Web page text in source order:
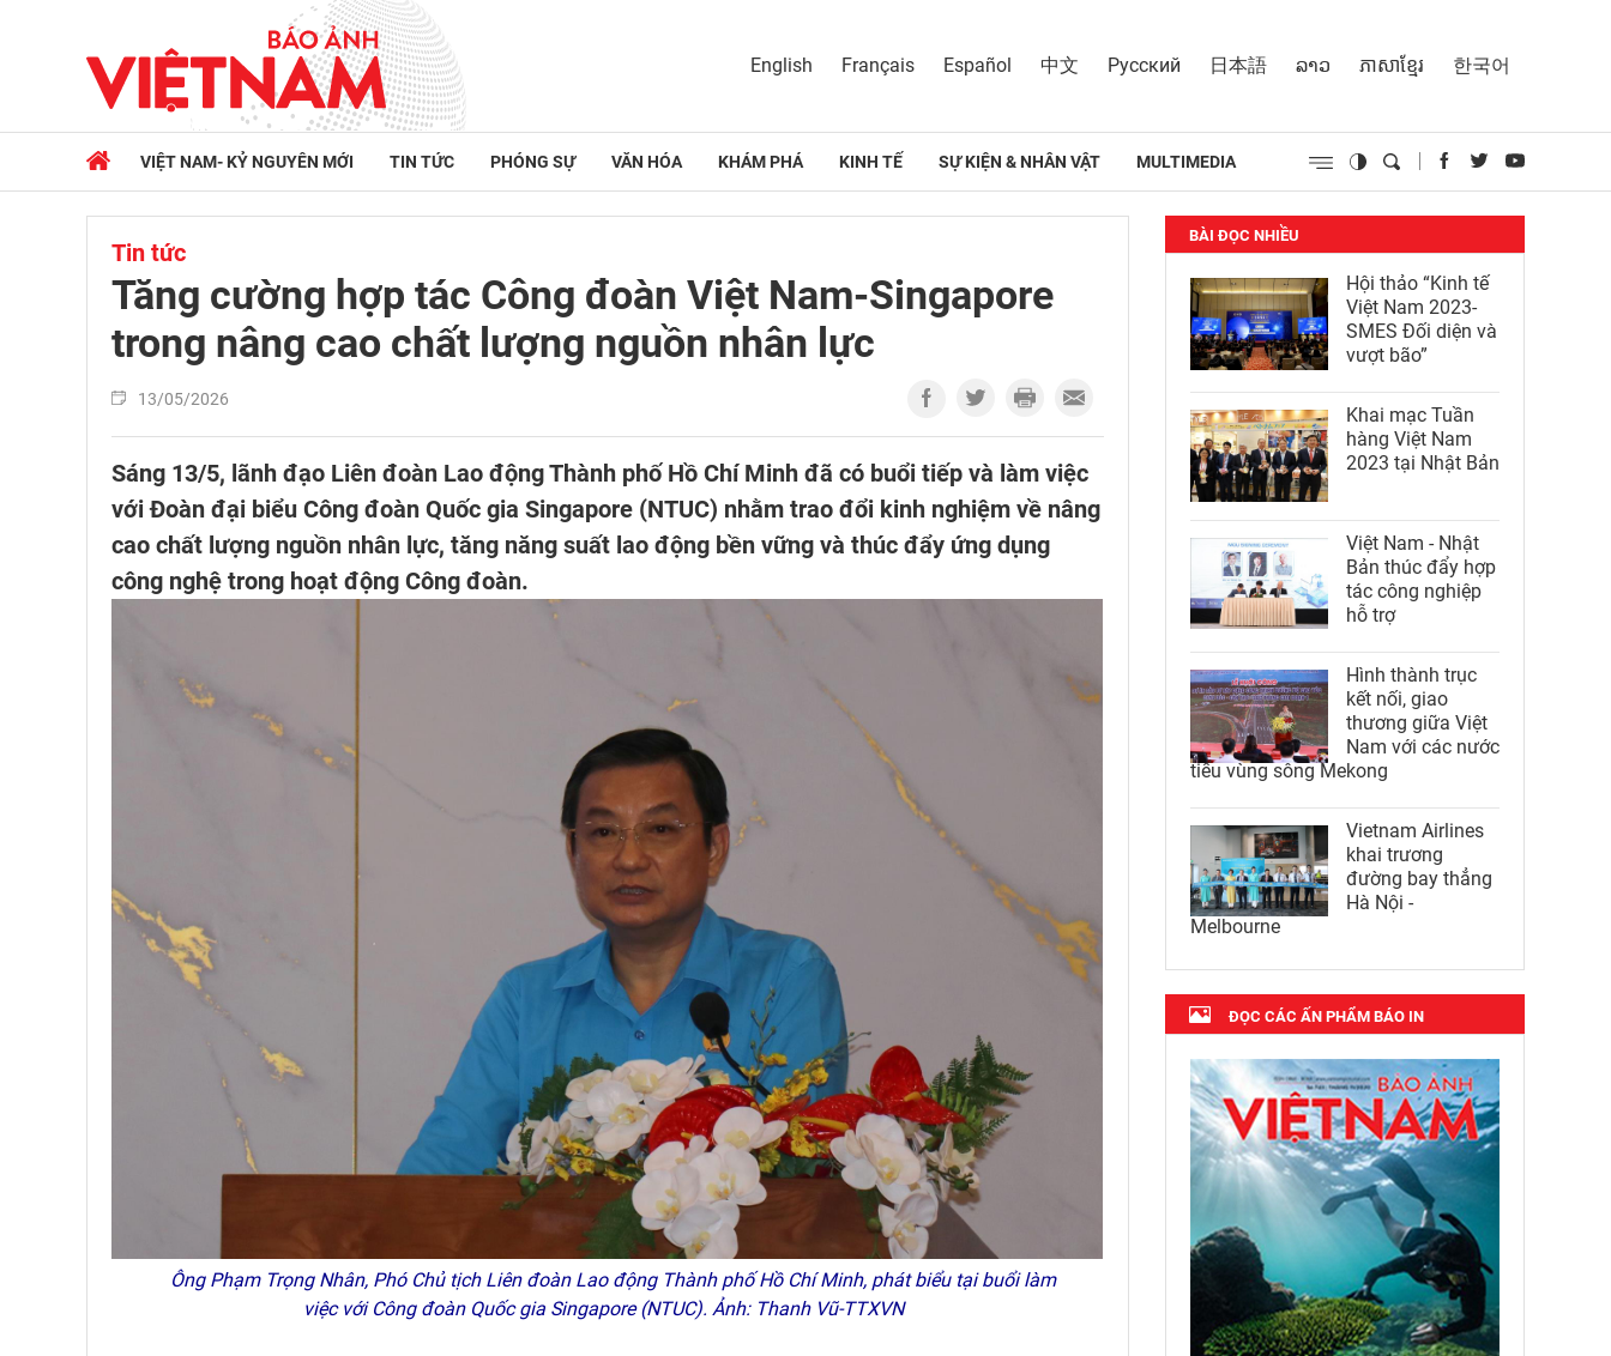
English Français Español 中文 Русский 日本語 ລາວ ភាសាខ្មែរ 한국어
VIỆT NAM- KỶ NGUYÊN MỚI TIN TỨC PHÓNG SỰ VĂN HÓA KHÁM PHÁ KINH TẾ SỰ KIỆN & NHÂN VẬT MULTIMEDIA
Tin tức
Tăng cường hợp tác Công đoàn Việt Nam-Singapore
trong nâng cao chất lượng nguồn nhân lực
13/05/2026
Sáng 13/5, lãnh đạo Liên đoàn Lao động Thành phố Hồ Chí Minh đã có buổi tiếp và làm việc
với Đoàn đại biểu Công đoàn Quốc gia Singapore (NTUC) nhằm trao đổi kinh nghiệm về nâng
cao chất lượng nguồn nhân lực, tăng năng suất lao động bền vững và thúc đẩy ứng dụng
công nghệ trong hoạt động Công đoàn.
Ông Phạm Trọng Nhân, Phó Chủ tịch Liên đoàn Lao động Thành phố Hồ Chí Minh, phát biểu tại buổi làm
việc với Công đoàn Quốc gia Singapore (NTUC). Ảnh: Thanh Vũ-TTXVN
BÀI ĐỌC NHIỀU
Hội thảo “Kinh tế
Việt Nam 2023-
SMES Đối diện và
vượt bão”
Khai mạc Tuần
hàng Việt Nam
2023 tại Nhật Bản
Việt Nam - Nhật
Bản thúc đẩy hợp
tác công nghiệp
hỗ trợ
Hình thành trục
kết nối, giao
thương giữa Việt
Nam với các nước
tiểu vùng sông Mekong
Vietnam Airlines
khai trương
đường bay thẳng
Hà Nội -
Melbourne
ĐỌC CÁC ẤN PHẨM BÁO IN